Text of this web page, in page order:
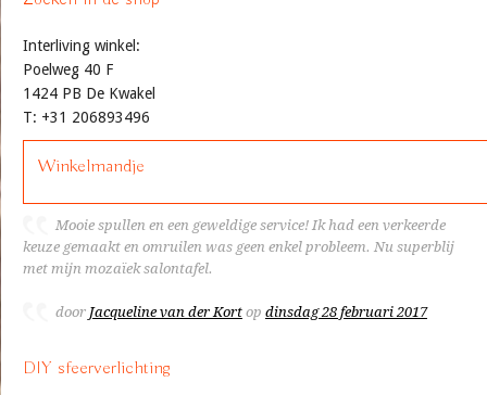
Interliving winkel:
Poelweg 40 F
1424 PB De Kwakel
T: +31 206893496
Winkelmandje
Mooie spullen en een geweldige service! Ik had een verkeerde
keuze gemaakt en omruilen was geen enkel probleem. Nu superblij
met mijn mozaïek salontafel.
door Jacqueline van der Kort op dinsdag 28 februari 2017
DIY sfeerverlichting